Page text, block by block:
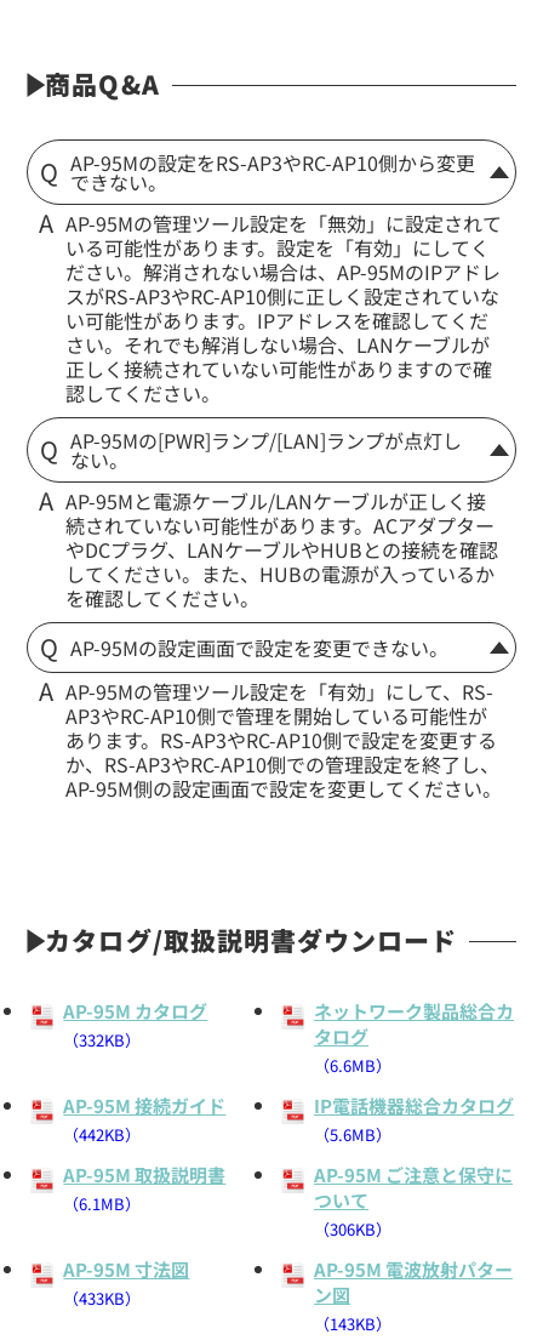
商品Q&A
AP-95Mの設定をRS-AP3やRC-AP10側から変更
できない。
AP-95Mの管理ツール設定を「無効」に設定されて
いる可能性があります。設定を「有効」にしてく
ださい。解消されない場合は、AP-95MのIPアドレ
スがRS-AP3やRC-AP10側に正しく設定されていな
い可能性があります。IPアドレスを確認してくだ
さい。それでも解消しない場合、LANケーブルが
正しく接続されていない可能性がありますので確
認してください。
AP-95Mの[PWR]ランプ/[LAN]ランプが点灯し
ない。
AP-95Mと電源ケーブル/LANケーブルが正しく接
続されていない可能性があります。ACアダプター
やDCプラグ、LANケーブルやHUBとの接続を確認
してください。また、HUBの電源が入っているか
を確認してください。
AP-95Mの設定画面で設定を変更できない。
AP-95Mの管理ツール設定を「有効」にして、RS-
AP3やRC-AP10側で管理を開始している可能性が
あります。RS-AP3やRC-AP10側で設定を変更する
か、RS-AP3やRC-AP10側での管理設定を終了し、
AP-95M側の設定画面で設定を変更してください。
カタログ/取扱説明書ダウンロード
AP-95M カタログ
（332KB）
ネットワーク製品総合カ
タログ
（6.6MB）
AP-95M 接続ガイド
（442KB）
IP電話機器総合カタログ
（5.6MB）
AP-95M 取扱説明書
（6.1MB）
AP-95M ご注意と保守に
ついて
（306KB）
AP-95M 寸法図
（433KB）
AP-95M 電波放射パター
ン図
（143KB）